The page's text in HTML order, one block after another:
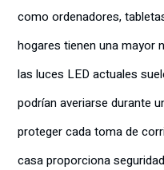
como ordenadores,
hogares tienen una mayor
las luces LED actuales
podrían averiarse durante
proteger cada toma de
casa proporciona